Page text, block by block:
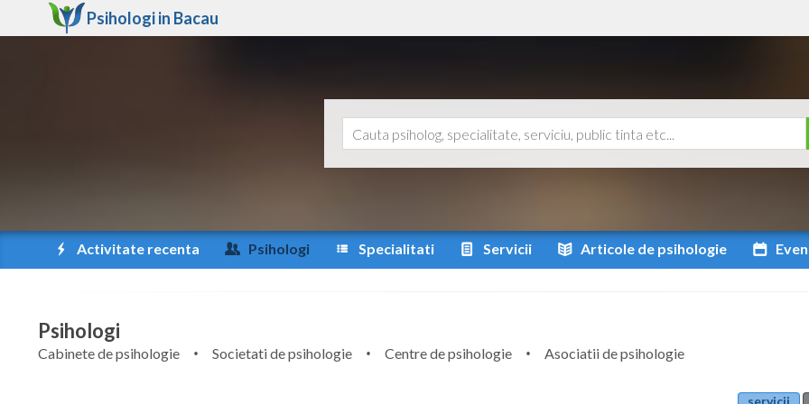
Psihologi in Bacau
Activitate recenta Psihologi Specialitati Servicii Articole de psihologie
Psihologi
Cabinete de psihologie Societati de psihologie Centre de psihologie
Asociatii de psihologie
servicii